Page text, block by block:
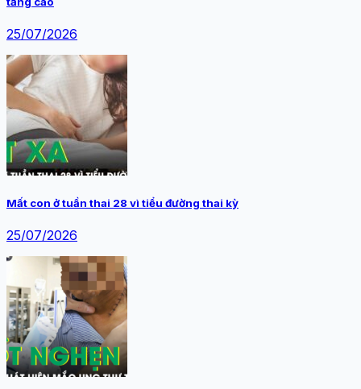
25/07/2026
Mất con ở tuần thai 28 vì tiểu đường thai kỳ
25/07/2026